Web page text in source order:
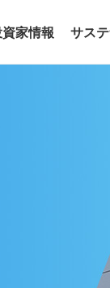
家情報 サス